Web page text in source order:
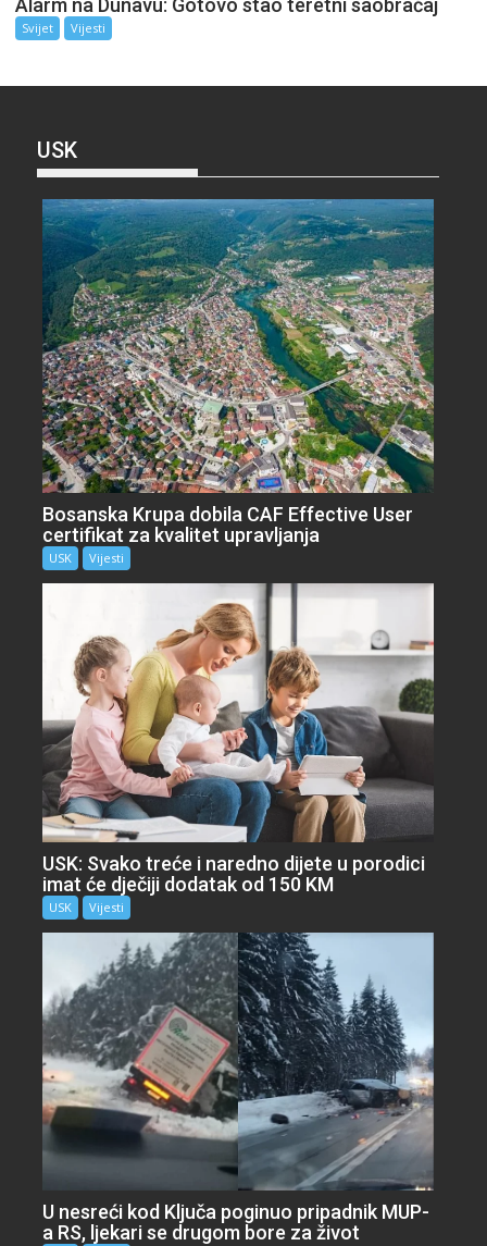
Alarm na Dunavu: Gotovo stao teretni saobraćaj
Svijet Vijesti
USK
Bosanska Krupa dobila CAF Effective User
certifikat za kvalitet upravljanja
USK Vijesti
USK: Svako treće i naredno dijete u porodici
imat će dječiji dodatak od 150 KM
USK Vijesti
U nesreći kod Ključa poginuo pripadnik MUP-
a RS, ljekari se drugom bore za život